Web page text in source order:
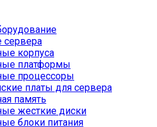
сервера
корпуса
платформы
процессоры
платы для сервера
память
жесткие диски
блоки питания